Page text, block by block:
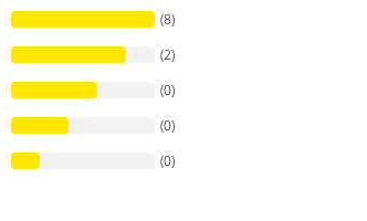
(8)
(2)
(0)
(0)
(0)